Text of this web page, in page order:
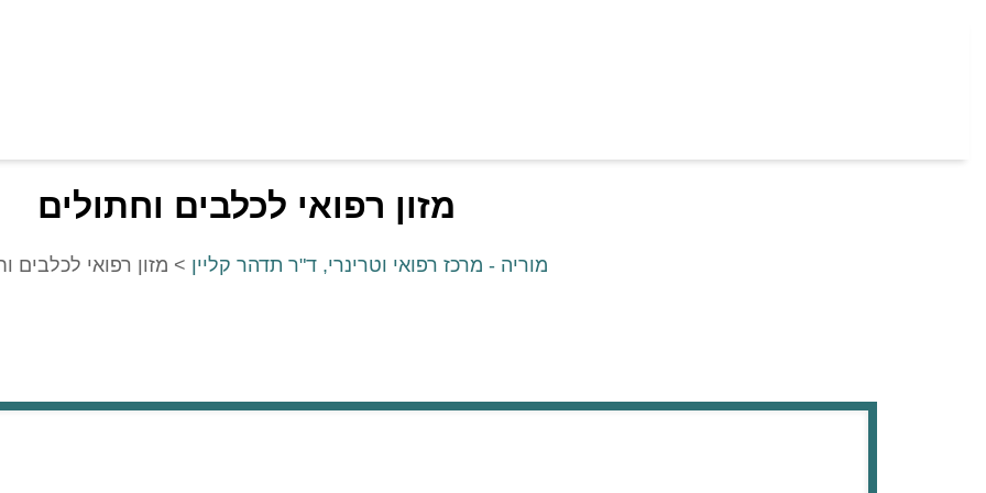
מזון רפואי לכלבים וחתולים
מוריה - מרכז רפואי וטרינרי, ד"ר תדהר קליין > מזון רפואי לכלבים